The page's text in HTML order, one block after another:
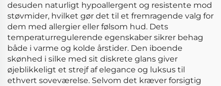
desuden naturligt hypoallergent og resistente mod
støvmider, hvilket gør det til et fremragende valg for
dem med allergier eller følsom hud. Dets
temperaturregulerende egenskaber sikrer behag
både i varme og kolde årstider. Den iboende
skønhed i silke med sit diskrete glans giver
øjeblikkeligt et strejf af elegance og luksus til
ethvert soveværelse. Selvom det kræver forsigtig